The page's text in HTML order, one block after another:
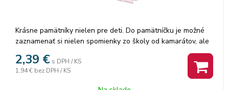
Krásne pamätníky nielen pre deti. Do pamätníčku je možné
zaznamenať si nielen spomienky zo školy od kamarátov, ale
aj z výletov. Ak radi kreslíte, môžete si s pamätníkom sadnúť
za stôl, do prírody alebo do vlaku a dať priestor svojej
fantázii. Menšie deti, nie školou povinné, si môžu vytvárať
2,39 € s DPH / KS
1,94 € bez DPH / KS